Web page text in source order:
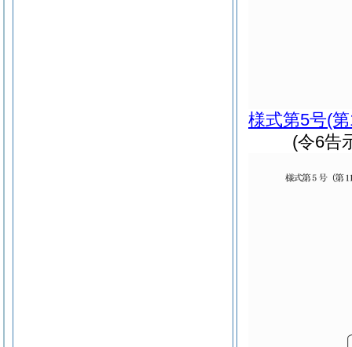
様式第5号(
(令6告